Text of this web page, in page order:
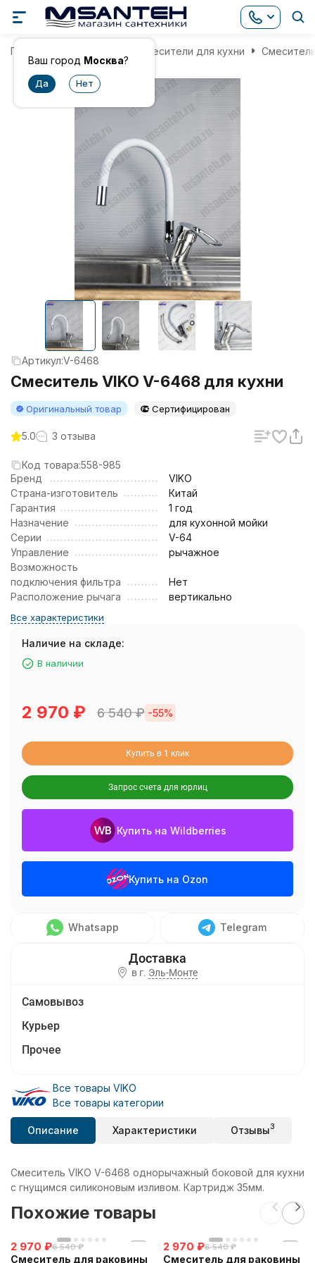
Ваш город Москва?
Главная Смесители для кухни
Артикул:V-6468
Смеситель VIKO V-6468 для кухни
Оригинальный товар Сертифицирован
5.0 3 отзыва
Код товара:558-985
Бренд
VIKO
Страна-изготовитель
Китай
Гарантия
1 год
Назначение
для кухонной мойки
Серии
V-64
Управление
рычажное
Возможность
подключения фильтра
Нет
Расположение рычага
вертикально
Все характеристики
Наличие на складе:
В наличии
2 970 ₽ 6 540₽ -55%
Купить в 1 клик
Запрос счета для юрлиц
Купить на Wildberries
Купить на Ozon
Whatsapp Telegram
в г. Эль-Монте
Самовывоз
Курьер
Прочее
Все товары VIKO
Все товары категории
Описание Характеристики Отзывы3
Смеситель VIKO V-6468 однорычажный боковой для кухни
с гнущимся силиконовым изливом. Картридж 35мм.
Похожие товары
2 970 ₽6 540 ₽
Смеситель для раковины
2 970 ₽6 540 ₽
Смеситель для раковины